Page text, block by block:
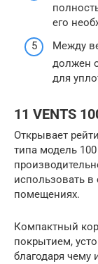
его
Между
должен
для
11 VENTS
Открывает
типа модель
использовать в
помещениях.
Компактный
покрытием,
благодаря чему